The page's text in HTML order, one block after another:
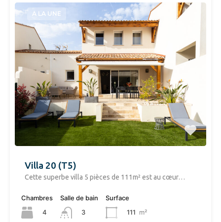
A LA UNE
Villa 20 (T5)
​Cette superbe villa 5 pièces de 111m² est au cœur…
Chambres
4
Salle de bain
3
Surface
111 m²